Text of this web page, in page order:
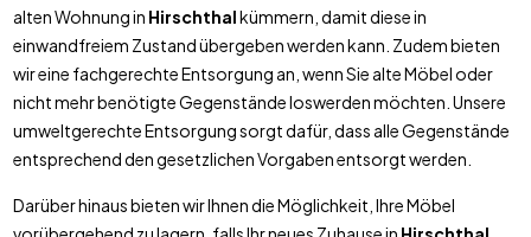
alten Wohnung in Hirschthalkümmern, damit diese in
einwandfreiem Zustand übergeben werden kann. Zudem bieten
wir eine fachgerechte Entsorgung an, wenn Sie alte Möbel oder
nicht mehr benötigte Gegenstände loswerden möchten. Unsere
umweltgerechte Entsorgung sorgt dafür, dass alle Gegenstände
entsprechend den gesetzlichen Vorgaben entsorgt werden.
Darüber hinaus bieten wir Ihnen die Möglichkeit, Ihre Möbel